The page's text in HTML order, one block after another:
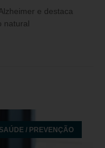
e destaca
natural
SAÚDE / PREVENÇÃO